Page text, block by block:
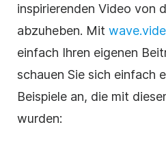
inspirierenden Video von
abzuheben. Mit
einfach Ihren eigenen
schauen Sie sich einfach
Beispiele an, die mit
wurden: